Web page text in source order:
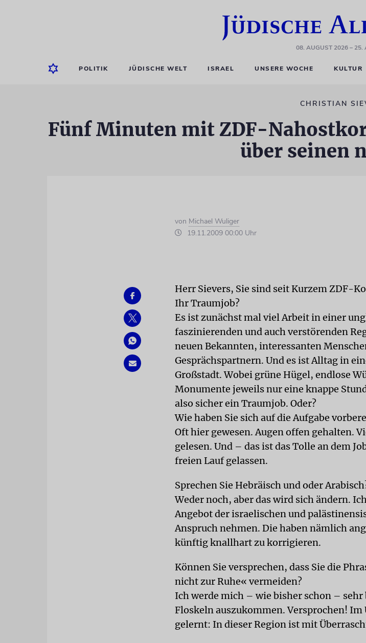
08. AUGUST 2026– 25.
POLITIK JÜDISCHE WELT ISRAEL UNSERE WOCHE KULTUR
CHRISTIAN
Fünf Minuten mit ZDF-
über seinen
von Michael Wuliger
19.11.2009 00:00 Uhr
Herr Sievers, Sie sind seit Kurzem ZDF-
Ihr Traumjob?
Es ist zunächst mal viel Arbeit in einer
faszinierenden und auch verstörenden
neuen Bekannten, interessanten
Gesprächspartnern. Und es ist Alltag in
Großstadt. Wobei grüne Hügel, endlose
Monumente jeweils nur eine knappe
also sicher ein Traumjob. Oder?
Wie haben Sie sich auf die Aufgabe
Oft hier gewesen. Augen offen gehalten.
gelesen. Und – das ist das Tolle an dem
freien Lauf gelassen.
Sprechen Sie Hebräisch und oder
Weder noch, aber das wird sich ändern.
Angebot der israelischen und
Anspruch nehmen. Die haben nämlich
künftig knallhart zu korrigieren.
Können Sie versprechen, dass Sie die
nicht zur Ruhe« vermeiden?
Ich werde mich – wie bisher schon –
Floskeln auszukommen. Versprochen! Im
gelernt: In dieser Region ist mit